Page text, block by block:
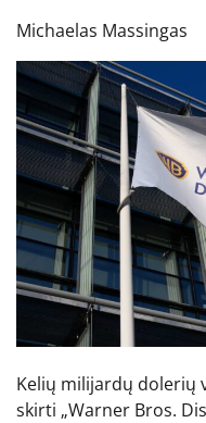
Michaelas Massingas
Kelių milijardų dolerių
skirti „Warner Bros.